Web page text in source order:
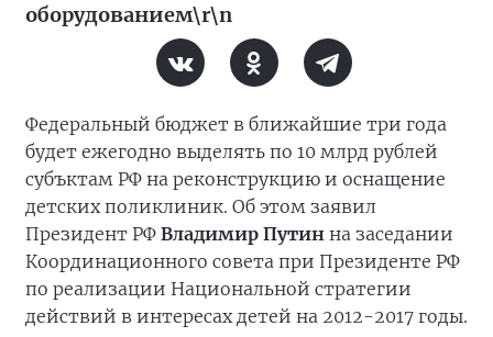
оборудованием\r\n
Федеральный бюджет в ближайшие три года
будет ежегодно выделять по 10 млрд рублей
субъктам РФ на реконструкцию и оснащение
детских поликлиник. Об этом заявил
Президент РФ Владимир Путин на заседании
Координационного совета при Президенте РФ
по реализации Национальной стратегии
действий в интересах детей на 2012-2017 годы.